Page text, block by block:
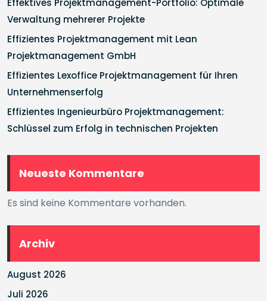
Effektives Projektmanagement-Portfolio: Optimale
Verwaltung mehrerer Projekte
Effizientes Projektmanagement mit Lean
Projektmanagement GmbH
Effizientes Lexoffice Projektmanagement für Ihren
Unternehmenserfolg
Effizientes Ingenieurbüro Projektmanagement:
Schlüssel zum Erfolg in technischen Projekten
Neueste Kommentare
Es sind keine Kommentare vorhanden.
Archiv
August 2026
Juli 2026